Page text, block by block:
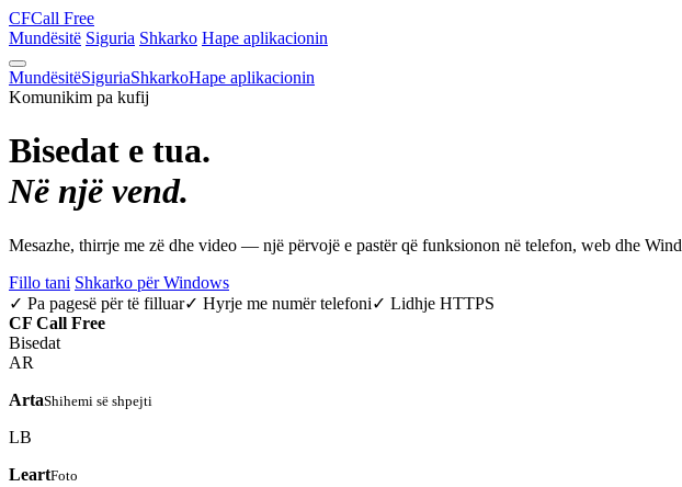
CFCall Free
Mundësitë Siguria Shkarko Hape aplikacionin
MundësitëSiguriaShkarkoHape aplikacionin
Komunikim pa kufij
Bisedat e tua.
Në një vend.
Mesazhe, thirrje me zë dhe video — një përvojë e pastër që funksionon në telefon, web dhe
Fillo tani Shkarko për Windows
✓ Pa pagesë për të filluar✓ Hyrje me numër telefoni✓ Lidhje HTTPS
CF Call Free
Bisedat
AR
ArtaShihemi së shpejti
LB
LeartFoto